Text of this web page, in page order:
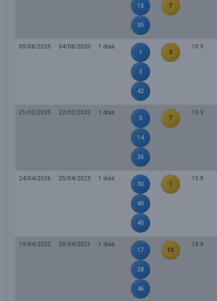
15
35
7
05/08/2025 04/08/2020
1 dias
1
5
42
5
10.9
21/02/2025 22/02/2022
1 dias
5
14
26
7
10.9
24/04/2026 25/04/2023
1 dias
30
40
45
1
10.9
19/04/2022 20/04/2021
1 dias
17
28
46
10
10.9